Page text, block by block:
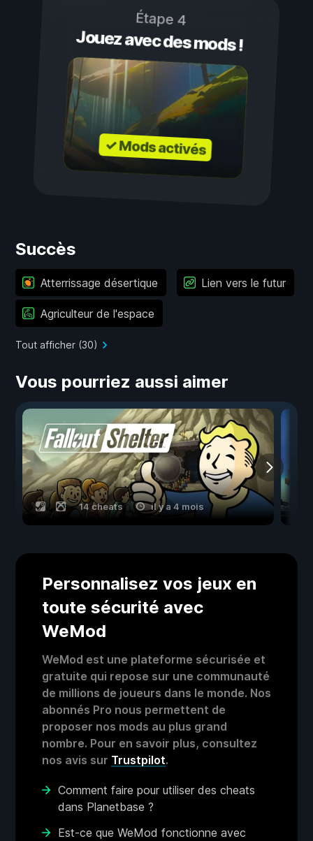
Étape 4
Jouez avec des mods !
✓ Mods activés
Succès
Atterrissage désertique Lien vers le futur
Agriculteur de l'espace
Tout afficher (30)
Vous pourriez aussi aimer
14 cheats il y a 4 mois
Personnalisez vos jeux en
toute sécurité avec
WeMod
WeMod est une plateforme sécurisée et
gratuite qui repose sur une communauté
de millions de joueurs dans le monde. Nos
abonnés Pro nous permettent de
proposer nos mods au plus grand
nombre. Pour en savoir plus, consultez
nos avis sur Trustpilot.
Comment faire pour utiliser des cheats
dans Planetbase ?
Est-ce que WeMod fonctionne avec